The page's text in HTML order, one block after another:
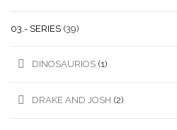
03.- SERIES (39)
DINOSAURIOS (1)
DRAKE AND JOSH (2)